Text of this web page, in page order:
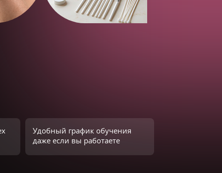
Удобный график обучения
даже если вы работаете